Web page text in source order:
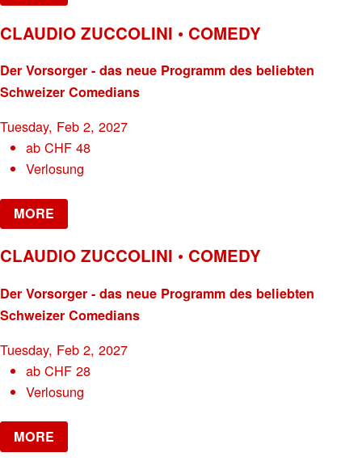
CLAUDIO ZUCCOLINI • COMEDY
Der Vorsorger - das neue Programm des beliebten
Schweizer Comedians
Tuesday, Feb 2, 2027
abCHF 48
Verlosung
MORE
CLAUDIO ZUCCOLINI • COMEDY
Der Vorsorger - das neue Programm des beliebten
Schweizer Comedians
Tuesday, Feb 2, 2027
abCHF 28
Verlosung
MORE